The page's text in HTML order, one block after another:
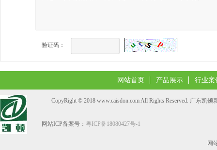
验证码：
网站首页 产品展示 行业案
CopyRight © 2018 www.caisdon.com All Rights Reserved. 广东凯
网站ICP备案号： 粤ICP备18080427号-1
网